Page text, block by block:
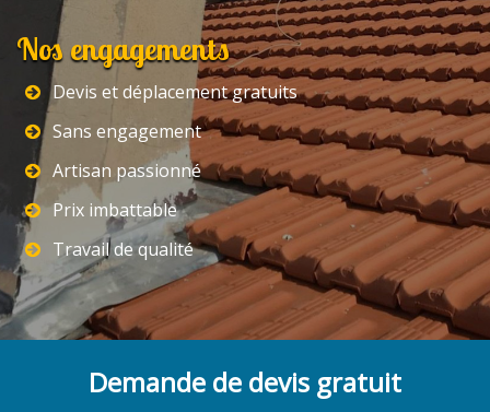
Nos engagements
Devis et déplacement gratuits
Sans engagement
Artisan passionné
Prix imbattable
Travail de qualité
Demande de devis gratuit